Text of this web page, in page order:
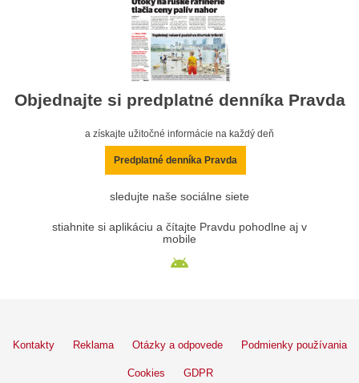
Objednajte si predplatné denníka Pravda
a získajte užitočné informácie na každý deň
Predplatné denníka Pravda
sledujte naše sociálne siete
stiahnite si aplikáciu a čítajte Pravdu pohodlne aj v
mobile
Kontakty Reklama Otázky a odpovede Podmienky používania
Cookies GDPR